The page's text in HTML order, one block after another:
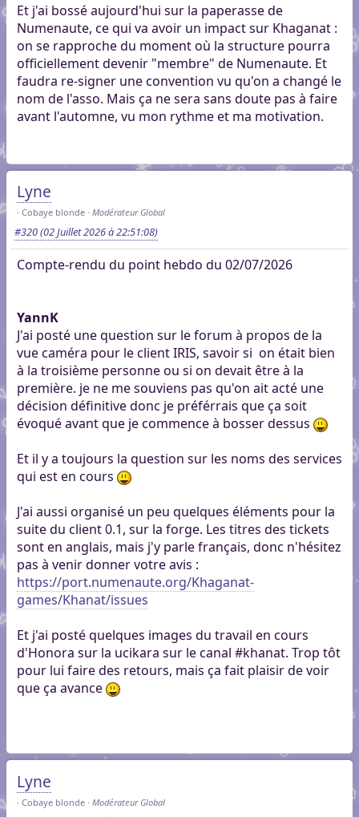
Et j'ai bossé aujourd'hui sur la paperasse de
Numenaute, ce qui va avoir un impact sur Khaganat :
on se rapproche du moment où la structure pourra
officiellement devenir "membre" de Numenaute. Et
faudra re-signer une convention vu qu'on a changé le
nom de l'asso. Mais ça ne sera sans doute pas à faire
avant l'automne, vu mon rythme et ma motivation.
Lyne
Cobaye blonde Modérateur Global
#320(02 Juillet 2026 à 22:51:08)
Compte-rendu du point hebdo du 02/07/2026
YannK
J'ai posté une question sur le forum à propos de la
vue caméra pour le client IRIS, savoir si on était bien
à la troisième personne ou si on devait être à la
première. je ne me souviens pas qu'on ait acté une
décision définitive donc je préférrais que ça soit
évoqué avant que je commence à bosser dessus
Et il y a toujours la question sur les noms des services
qui est en cours
J'ai aussi organisé un peu quelques éléments pour la
suite du client 0.1, sur la forge. Les titres des tickets
sont en anglais, mais j'y parle français, donc n'hésitez
pas à venir donner votre avis :
https://port.numenaute.org/Khaganat-
games/Khanat/issues
Et j'ai posté quelques images du travail en cours
d'Honora sur la ucikara sur le canal #khanat. Trop tôt
pour lui faire des retours, mais ça fait plaisir de voir
que ça avance
Lyne
Cobaye blonde Modérateur Global